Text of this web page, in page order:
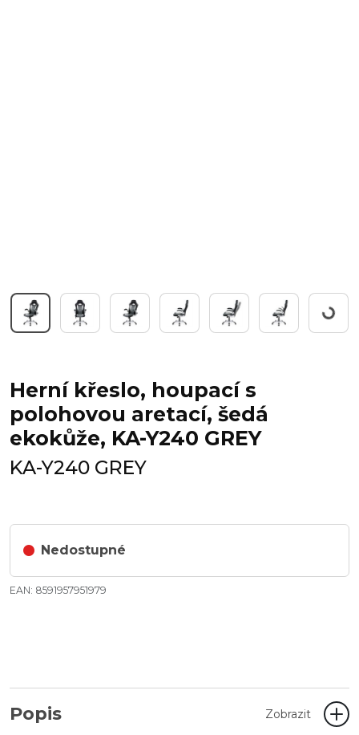
Herní křeslo, houpací s
polohovou aretací, šedá
ekokůže, KA-Y240 GREY
KA-Y240 GREY
Nedostupné
EAN: 8591957951979
Popis Zobrazit